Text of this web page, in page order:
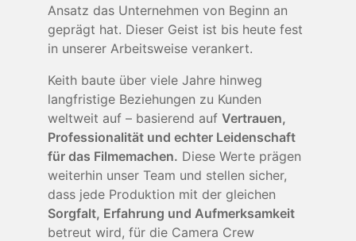
Ansatz das Unternehmen von Beginn an
geprägt hat. Dieser Geist ist bis heute fest
in unserer Arbeitsweise verankert.
Keith baute über viele Jahre hinweg
langfristige Beziehungen zu Kunden
weltweit auf – basierend auf Vertrauen,
Professionalität und echter Leidenschaft
für das Filmemachen. Diese Werte prägen
weiterhin unser Team und stellen sicher,
dass jede Produktion mit der gleichen
Sorgfalt, Erfahrung und Aufmerksamkeit
betreut wird, für die Camera Crew